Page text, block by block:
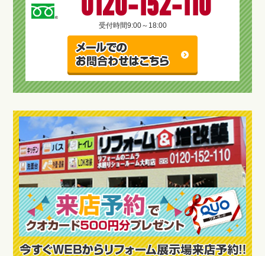
0120-152-110
受付時間9:00～18:00